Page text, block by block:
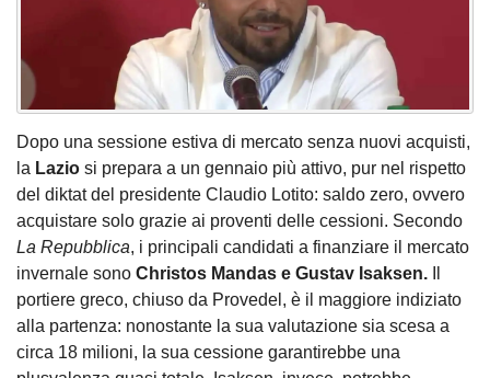
Dopo una sessione estiva di mercato senza nuovi acquisti,
la Lazio si prepara a un gennaio più attivo, pur nel rispetto
del diktat del presidente Claudio Lotito: saldo zero, ovvero
acquistare solo grazie ai proventi delle cessioni. Secondo
La Repubblica, i principali candidati a finanziare il mercato
invernale sono Christos Mandas e Gustav Isaksen.
portiere greco, chiuso da Provedel, è il maggiore indiziato
alla partenza: nonostante la sua valutazione sia scesa a
circa 18 milioni, la sua cessione garantirebbe una